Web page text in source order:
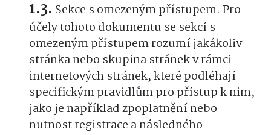
Sekce s omezeným přístupem. Pro
účely tohoto dokumentu se sekcí s
omezeným přístupem rozumí jakákoliv
stránka nebo skupina stránek v rámci
internetových stránek, které podléhají
specifickým pravidlům pro přístup k nim,
jako je například zpoplatnění nebo
nutnost registrace a následného